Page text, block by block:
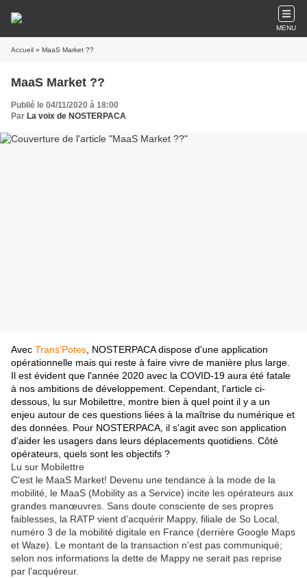
MENU
Accueil » MaaS Market ??
MaaS Market ??
Publié le 04/11/2020 à 18:00
Par La voix de NOSTERPACA
Avec Trans'Potes , NOSTERPACA dispose d'une application
opérationnelle mais qui reste à faire vivre de manière plus large.
Il est évident que l'année 2020 avec la COVID-19 aura été fatale
à nos ambitions de développement. Cependant, l'article ci-
dessous, lu sur Mobilettre, montre bien à quel point il y a un
enjeu autour de ces questions liées à la maîtrise du numérique et
des données. Pour NOSTERPACA, il s'agit avec son application
d'aider les usagers dans leurs déplacements quotidiens. Côté
opérateurs, quels sont les objectifs ?
Lu sur Mobilettre
C'est le MaaS Market! Devenu une tendance à la mode de la
mobilité, le MaaS (Mobility as a Service) incite les opérateurs aux
grandes manœuvres. Sans doute consciente de ses propres
faiblesses, la RATP vient d’acquérir Mappy, filiale de So Local,
numéro 3 de la mobilité digitale en France (derrière Google Maps
et Waze). Le montant de la transaction n’est pas communiqué;
selon nos informations la dette de Mappy ne serait pas reprise
par l’acquéreur.